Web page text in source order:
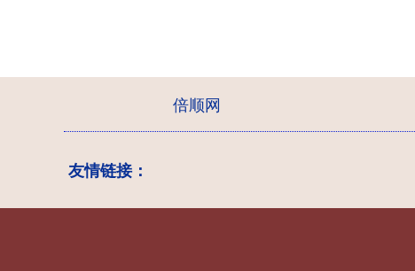
倍顺网
友情链接：